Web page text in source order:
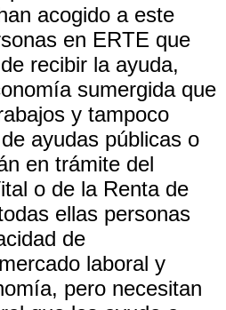
acogido a este
en ERTE que
recibir la ayuda,
sumergida que
y tampoco
ayudas públicas o
en trámite del
o de la Renta de
ellas personas
de
laboral y
pero necesitan